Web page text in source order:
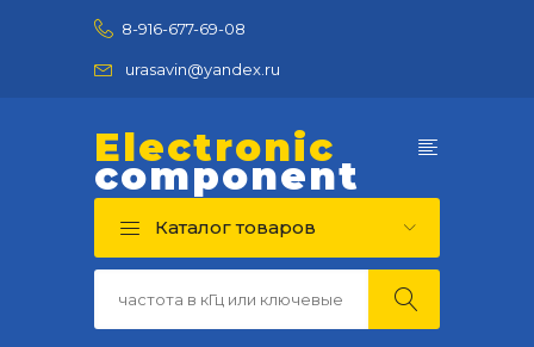
8-916-677-69-08
urasavin@yandex.ru
Electronic
component
Каталог товаров